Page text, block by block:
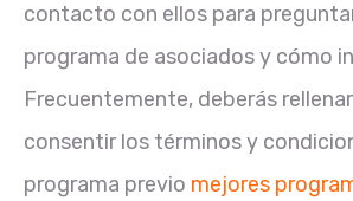
contacto con ellos para
programa de asociados y cómo
Frecuentemente, deberás
consentir los términos y
programa previo mejores